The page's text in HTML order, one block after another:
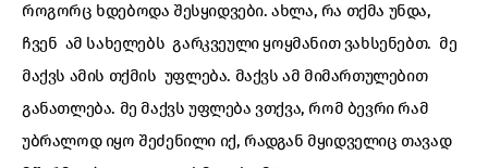
როგორც ხდებოდა შესყიდვები. ახლა, რა თქმა უნდა,
ჩვენ ამ სახელებს გარკვეული ყოყმანით ვახსენებთ. მე
მაქვს ამის თქმის უფლება. მაქვს ამ მიმართულებით
განათლება. მე მაქვს უფლება ვთქვა, რომ ბევრი რამ
უბრალოდ იყო შეძენილი იქ, რადგან მყიდველიც თავად